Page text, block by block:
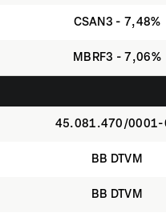
CSAN3 - 7,48%
MBRF3 - 7,06%
45.081.470/0001-
BB DTVM
BB DTVM